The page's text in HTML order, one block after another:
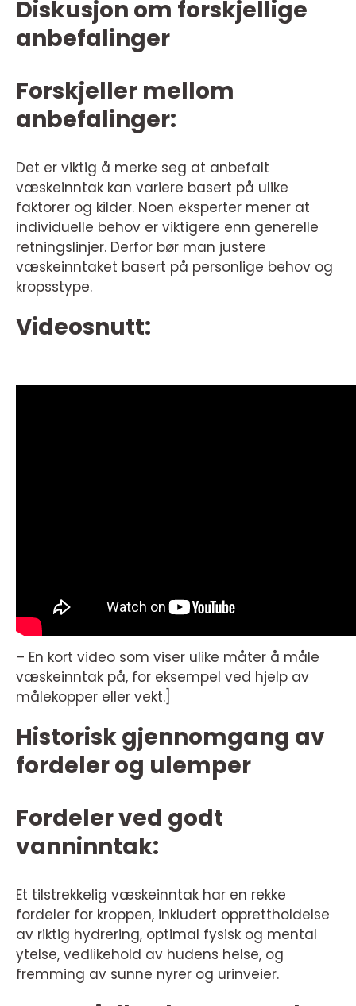
Diskusjon om forskjellige
anbefalinger
Forskjeller mellom
anbefalinger:
Det er viktig å merke seg at anbefalt
væskeinntak kan variere basert på ulike
faktorer og kilder. Noen eksperter mener at
individuelle behov er viktigere enn generelle
retningslinjer. Derfor bør man justere
væskeinntaket basert på personlige behov og
kropsstype.
Videosnutt:
– En kort video som viser ulike måter å måle
væskeinntak på, for eksempel ved hjelp av
målekopper eller vekt.]
Historisk gjennomgang av
fordeler og ulemper
Fordeler ved godt
vanninntak:
Et tilstrekkelig væskeinntak har en rekke
fordeler for kroppen, inkludert opprettholdelse
av riktig hydrering, optimal fysisk og mental
ytelse, vedlikehold av hudens helse, og
fremming av sunne nyrer og urinveier.